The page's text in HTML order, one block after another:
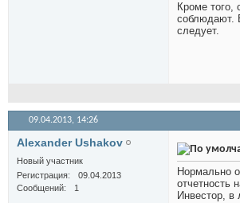
Кроме того,
соблюдают.
следует.
09.04.2013, 14:26
Alexander Ushakov
Новый участник
Регистрация
09.04.2013
Сообщений
1
Нормально
отчетность
Инвестор, в